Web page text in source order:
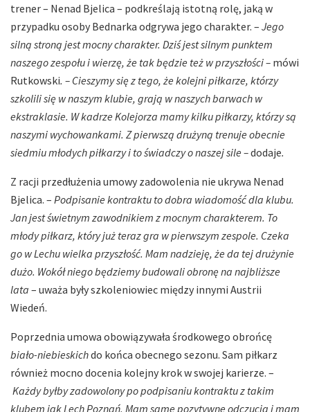
trener – Nenad Bjelica – podkreślają istotną rolę, jaką w
przypadku osoby Bednarka odgrywa jego charakter. – Jego
silną stroną jest mocny charakter. Dziś jest silnym punktem
naszego zespołu i wierzę, że tak będzie też w przyszłości – mówi
Rutkowski. – Cieszymy się z tego, że kolejni piłkarze, którzy
szkolili się w naszym klubie, grają w naszych barwach w
ekstraklasie. W kadrze Kolejorza mamy kilku piłkarzy, którzy są
naszymi wychowankami. Z pierwszą drużyną trenuje obecnie
siedmiu młodych piłkarzy i to świadczy o naszej sile –dodaje.
Z racji przedłużenia umowy zadowolenia nie ukrywa Nenad
Bjelica. – Podpisanie kontraktu to dobra wiadomość dla klubu.
Jan jest świetnym zawodnikiem z mocnym charakterem. To
młody piłkarz, który już teraz gra w pierwszym zespole. Czeka
go w Lechu wielka przyszłość. Mam nadzieję, że da tej drużynie
dużo. Wokół niego będziemy budowali obronę na najbliższe
lata – uważa były szkoleniowiec między innymi Austrii
Wiedeń.
Poprzednia umowa obowiązywała środkowego obrońcę
biało-niebieskichdo końca obecnego sezonu. Sam piłkarz
również mocno docenia kolejny krok w swojej karierze. –
Każdy byłby zadowolony po podpisaniu kontraktu z takim
klubem jak Lech Poznań. Mam same pozytywne odczucia i mam